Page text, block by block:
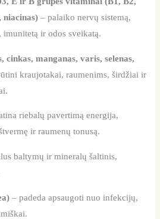
niacinas) – palaiko nervų sistemą,
imunitetą ir odos sveikatą.
cinkas, manganas, varis, selenas,
kraujotakai, raumenims, širdžiai ir
riebalų pavertimą energija,
ir raumenų tonusą.
baltymų ir mineralų šaltinis,
– padeda apsaugoti nuo infekcijų,